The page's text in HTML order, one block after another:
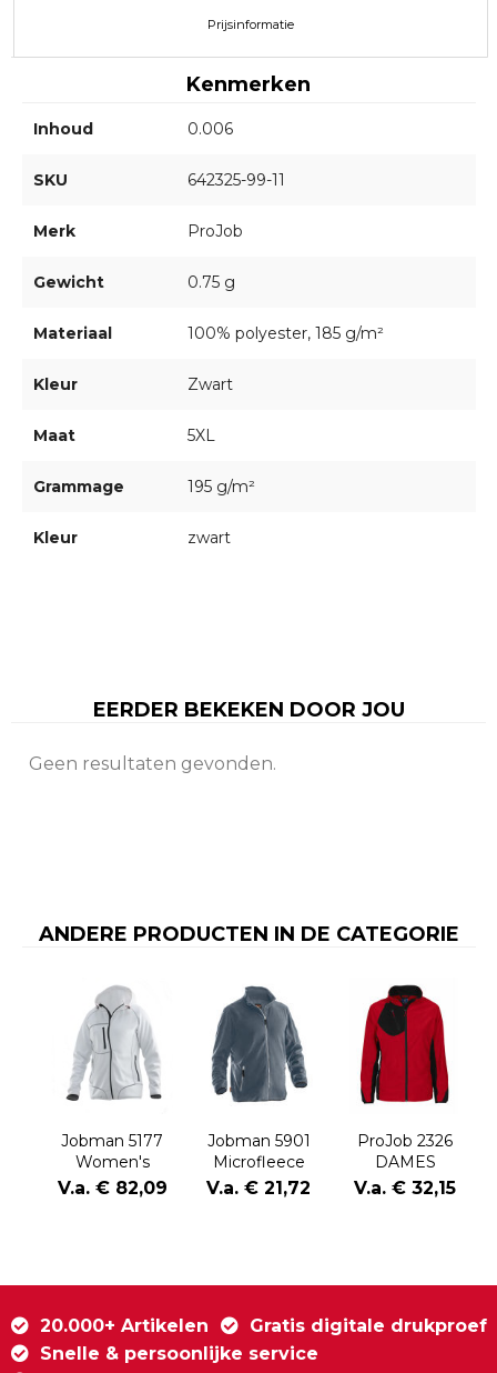
Prijsinformatie
Kenmerken
Inhoud 0.006
SKU 642325-99-11
Merk ProJob
Gewicht 0.75 g
Materiaal 100% polyester, 185 g/m²
Kleur Zwart
Maat 5XL
Grammage 195 g/m²
Kleur zwart
EERDER BEKEKEN DOOR JOU
Geen resultaten gevonden.
ANDERE PRODUCTEN IN DE CATEGORIE
Jobman 5177
Women's
Hoodie
V.a. € 82,09
Jobman 5901
Microfleece
Jacket
V.a. € 21,72
ProJob 2326
DAMES
MICROFLEECE
V.a. € 32,15
20.000+ Artikelen
Gratis digitale drukproef
Snelle & persoonlijke service